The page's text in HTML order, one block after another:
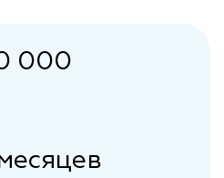
000